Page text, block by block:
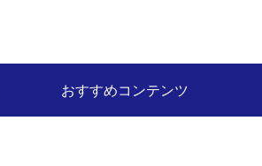
おすすめコンテンツ